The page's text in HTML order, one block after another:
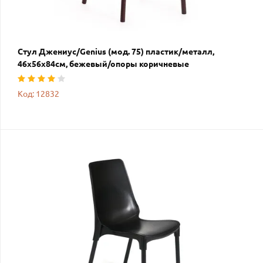
Стул Джениус/Genius (мод. 75) пластик/металл,
46x56x84cм, бежевый/опоры коричневые
Код: 12832